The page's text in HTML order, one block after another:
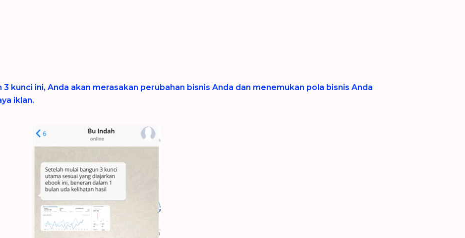
kunci ini, Anda akan merasakan perubahan bisnis Anda dan menemukan pola bisnis Anda
iklan.